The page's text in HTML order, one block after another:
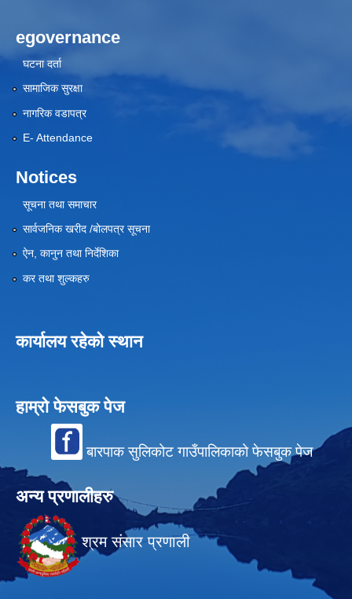
egovernance
घटना दर्ता
सामाजिक सुरक्षा
नागरिक वडापत्र
E- Attendance
Notices
सूचना तथा समाचार
सार्वजनिक खरीद /बोलपत्र सूचना
ऐन, कानुन तथा निर्देशिका
कर तथा शुल्कहरु
कार्यालय रहेको स्थान
हाम्रो फेसबुक पेज
बारपाक सुलिकोट गाउँपालिकाको फेसबुक पेज
अन्य प्रणालीहरु
श्रम संसार प्रणाली